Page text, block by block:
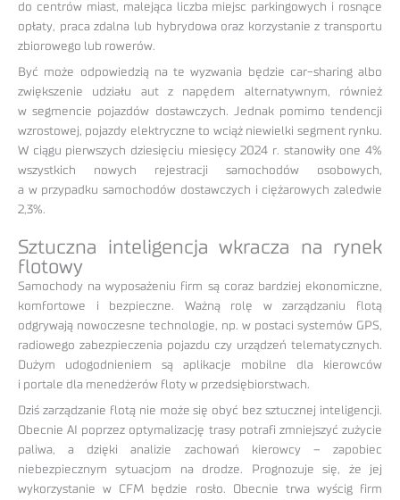
do centrów miast, malejąca liczba miejsc parkingowych i rosnące
opłaty, praca zdalna lub hybrydowa oraz korzystanie z transportu
zbiorowego lub rowerów.
Być może odpowiedzią na te wyzwania będzie car-sharing albo
zwiększenie udziału aut z napędem alternatywnym, również
w segmencie pojazdów dostawczych. Jednak pomimo tendencji
wzrostowej, pojazdy elektryczne to wciąż niewielki segment rynku.
W ciągu pierwszych dziesięciu miesięcy 2024 r. stanowiły one 4%
wszystkich nowych rejestracji samochodów osobowych,
a w przypadku samochodów dostawczych i ciężarowych zaledwie
2,3%.
Sztuczna inteligencja wkracza na rynek
flotowy
Samochody na wyposażeniu firm są coraz bardziej ekonomiczne,
komfortowe i bezpieczne. Ważną rolę w zarządzaniu flotą
odgrywają nowoczesne technologie, np. w postaci systemów GPS,
radiowego zabezpieczenia pojazdu czy urządzeń telematycznych.
Dużym udogodnieniem są aplikacje mobilne dla kierowców
i portale dla menedżerów floty w przedsiębiorstwach.
Dziś zarządzanie flotą nie może się obyć bez sztucznej inteligencji.
Obecnie AI poprzez optymalizację trasy potrafi zmniejszyć zużycie
paliwa, a dzięki analizie zachowań kierowcy – zapobiec
niebezpiecznym sytuacjom na drodze. Prognozuje się, że jej
wykorzystanie w CFM będzie rosło. Obecnie trwa wyścig firm